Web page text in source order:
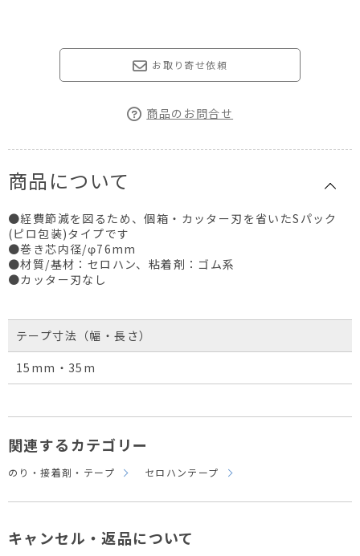
お取り寄せ依頼
商品のお問合せ
商品について
●経費節減を図るため、個箱・カッター刃を省いたSパック
(ピロ包装)タイプです
●巻き芯内径/φ76mm
●材質/基材：セロハン、粘着剤：ゴム系
●カッター刃なし
テープ寸法（幅・長さ）
15mm・35m
関連するカテゴリー
のり・接着剤・テープ セロハンテープ
キャンセル・返品について